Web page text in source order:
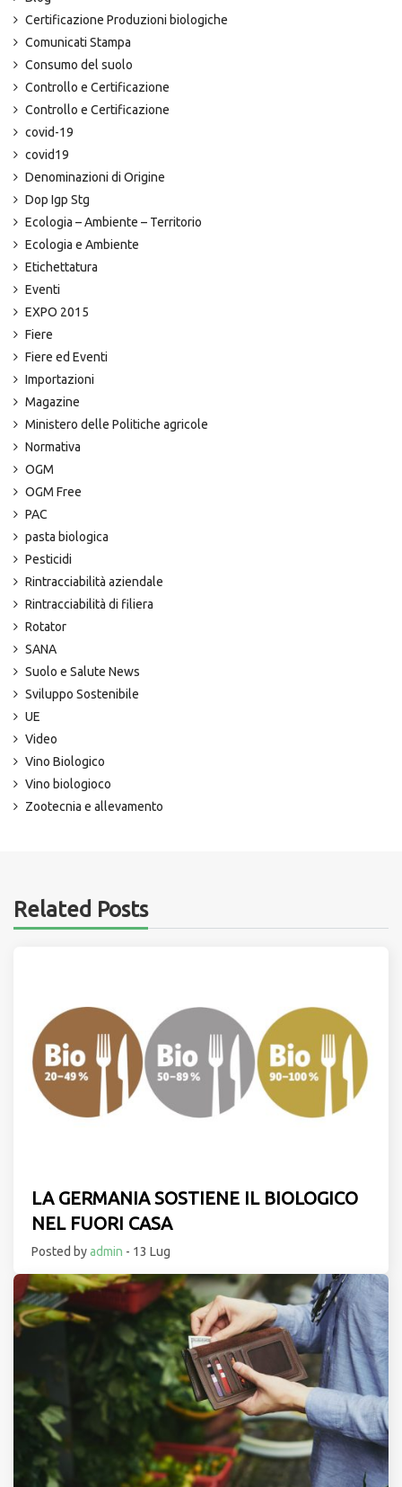
Certificazione Produzioni biologiche
Comunicati Stampa
Consumo del suolo
Controllo e Certificazione
Controllo e Certificazione
covid-19
covid19
Denominazioni di Origine
Dop Igp Stg
Ecologia – Ambiente – Territorio
Ecologia e Ambiente
Etichettatura
Eventi
EXPO 2015
Fiere
Fiere ed Eventi
Importazioni
Magazine
Ministero delle Politiche agricole
Normativa
OGM
OGM Free
PAC
pasta biologica
Pesticidi
Rintracciabilità aziendale
Rintracciabilità di filiera
Rotator
SANA
Suolo e Salute News
Sviluppo Sostenibile
UE
Video
Vino Biologico
Vino biologioco
Zootecnia e allevamento
Related Posts
LA GERMANIA SOSTIENE IL BIOLOGICO
NEL FUORI CASA
Posted byadmin - 13 Lug